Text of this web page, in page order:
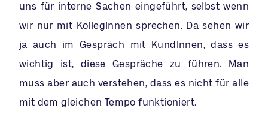
uns für interne Sachen eingeführt, selbst wenn
wir nur mit KollegInnen sprechen. Da sehen wir
ja auch im Gespräch mit KundInnen, dass es
wichtig ist, diese Gespräche zu führen. Man
muss aber auch verstehen, dass es nicht für alle
mit dem gleichen Tempo funktioniert.